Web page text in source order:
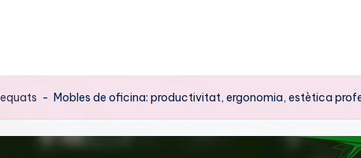
- Mobles de oficina: productivitat, ergonomia, estètica